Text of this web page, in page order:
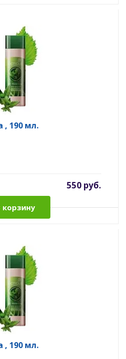
, 190 мл.
550 руб.
корзину
, 190 мл.